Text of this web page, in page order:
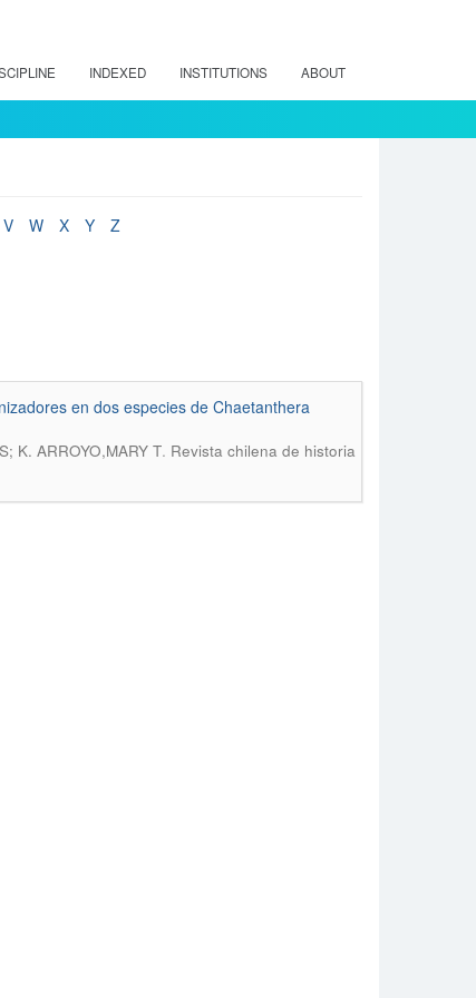
INDEXED INSTITUTIONS ABOUT
V W X Y
Z
en dos especies de Chaetanthera
K. ARROYO,MARY T. Revista chilena de historia